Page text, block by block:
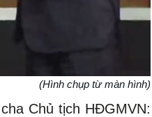
(Hình chụp từ màn hình)
Chủ tịch HĐGMVN: